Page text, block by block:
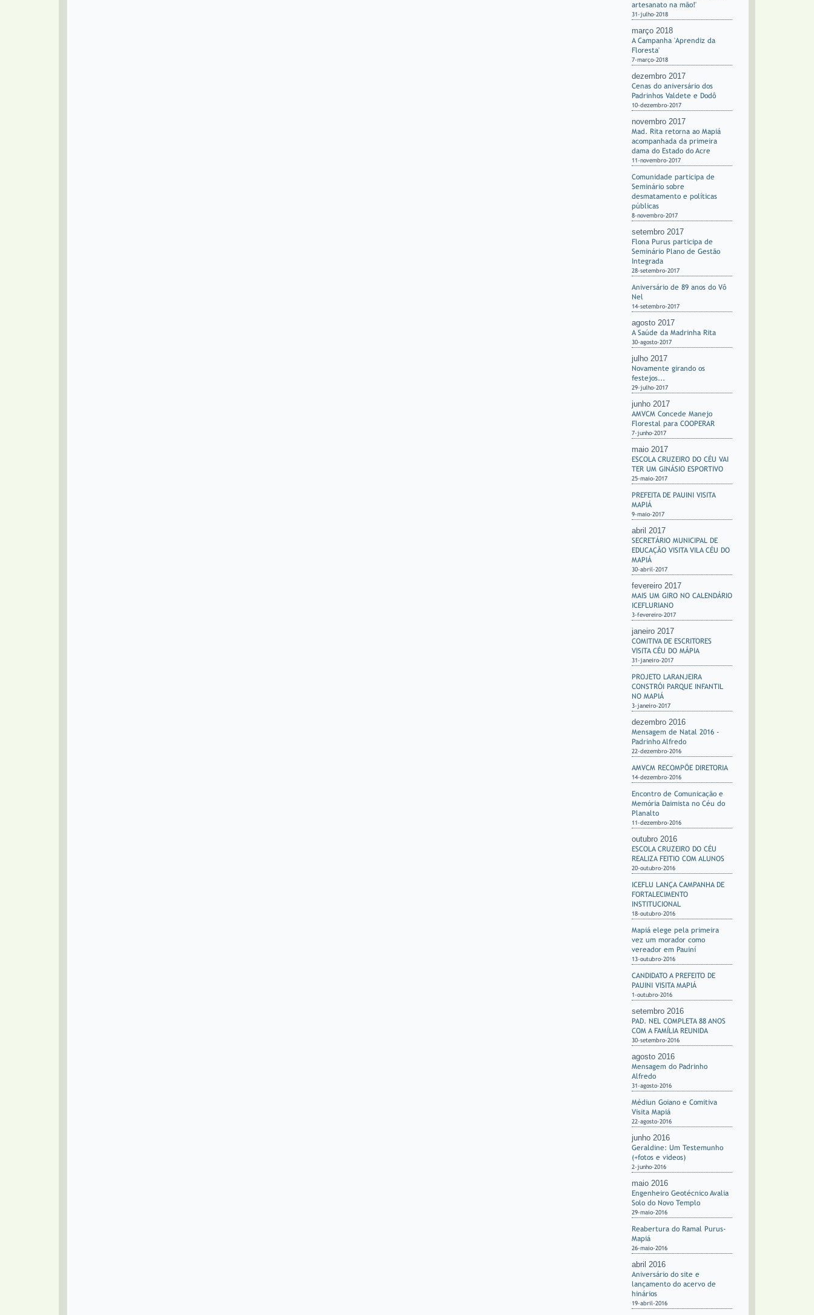
artesanato na mão!'
31-julho-2018
março 2018
A Campanha 'Aprendiz da
Floresta'
7-março-2018
dezembro 2017
Cenas do aniversário dos
Padrinhos Valdete e Dodô
10-dezembro-2017
novembro 2017
Mad. Rita retorna ao Mapiá
acompanhada da primeira
dama do Estado do Acre
11-novembro-2017
Comunidade participa de
Seminário sobre
desmatamento e políticas
públicas
8-novembro-2017
setembro 2017
Flona Purus participa de
Seminário Plano de Gestão
Integrada
28-setembro-2017
Aniversário de 89 anos do Vô
Nel
14-setembro-2017
agosto 2017
A Saúde da Madrinha Rita
30-agosto-2017
julho 2017
Novamente girando os
festejos...
29-julho-2017
junho 2017
AMVCM Concede Manejo
Florestal para COOPERAR
7-junho-2017
maio 2017
ESCOLA CRUZEIRO DO CÉU VAI
TER UM GINÁSIO ESPORTIVO
25-maio-2017
PREFEITA DE PAUINI VISITA
MAPIÁ
9-maio-2017
abril 2017
SECRETÁRIO MUNICIPAL DE
EDUCAÇÃO VISITA VILA CÉU DO
MAPIÁ
30-abril-2017
fevereiro 2017
MAIS UM GIRO NO CALENDÁRIO
ICEFLURIANO
3-fevereiro-2017
janeiro 2017
COMITIVA DE ESCRITORES
VISITA CÉU DO MÁPIA
31-janeiro-2017
PROJETO LARANJEIRA
CONSTRÓI PARQUE INFANTIL
NO MAPIÁ
3-janeiro-2017
dezembro 2016
Mensagem de Natal 2016 -
Padrinho Alfredo
22-dezembro-2016
AMVCM RECOMPÕE DIRETORIA
14-dezembro-2016
Encontro de Comunicação e
Memória Daimista no Céu do
Planalto
11-dezembro-2016
outubro 2016
ESCOLA CRUZEIRO DO CÉU
REALIZA FEITIO COM ALUNOS
20-outubro-2016
ICEFLU LANÇA CAMPANHA DE
FORTALECIMENTO
INSTITUCIONAL
18-outubro-2016
Mapiá elege pela primeira
vez um morador como
vereador em Pauiní
13-outubro-2016
CANDIDATO A PREFEITO DE
PAUINI VISITA MAPIÁ
1-outubro-2016
setembro 2016
PAD. NEL COMPLETA 88 ANOS
COM A FAMÍLIA REUNIDA
30-setembro-2016
agosto 2016
Mensagem do Padrinho
Alfredo
31-agosto-2016
Médiun Goiano e Comitiva
Visita Mapiá
22-agosto-2016
junho 2016
Geraldine: Um Testemunho
(+fotos e videos)
2-junho-2016
maio 2016
Engenheiro Geotécnico Avalia
Solo do Novo Templo
29-maio-2016
Reabertura do Ramal Purus-
Mapiá
26-maio-2016
abril 2016
Aniversário do site e
lançamento do acervo de
hinários
19-abril-2016